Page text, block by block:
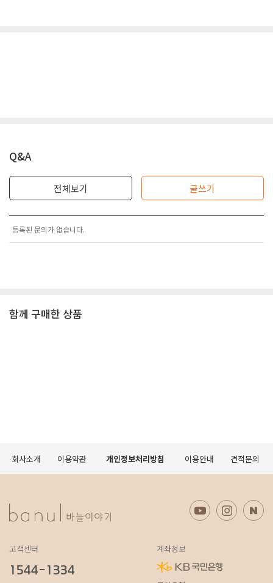
Q&A
전체보기 글쓰기
등록된 문의가 없습니다.
함께 구매한 상품
회사소개 이용약관 개인정보처리방침 이용안내 견적문의
고객센터
1544-1334
계좌정보